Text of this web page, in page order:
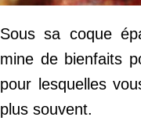
Sous sa coque
mine de bienfaits
pour lesquelles
plus souvent.